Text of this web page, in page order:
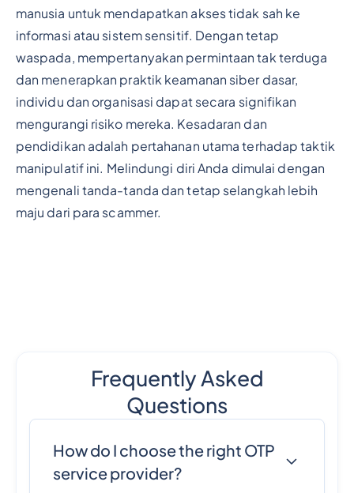
manusia untuk mendapatkan akses tidak sah ke
informasi atau sistem sensitif. Dengan tetap
waspada, mempertanyakan permintaan tak terduga
dan menerapkan praktik keamanan siber dasar,
individu dan organisasi dapat secara signifikan
mengurangi risiko mereka. Kesadaran dan
pendidikan adalah pertahanan utama terhadap taktik
manipulatif ini. Melindungi diri Anda dimulai dengan
mengenali tanda-tanda dan tetap selangkah lebih
maju dari para scammer.
Frequently Asked
Questions
How do I choose the right OTP
service provider?